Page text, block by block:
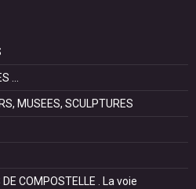
...
MUSEES, SCULPTURES
COMPOSTELLE . La voie